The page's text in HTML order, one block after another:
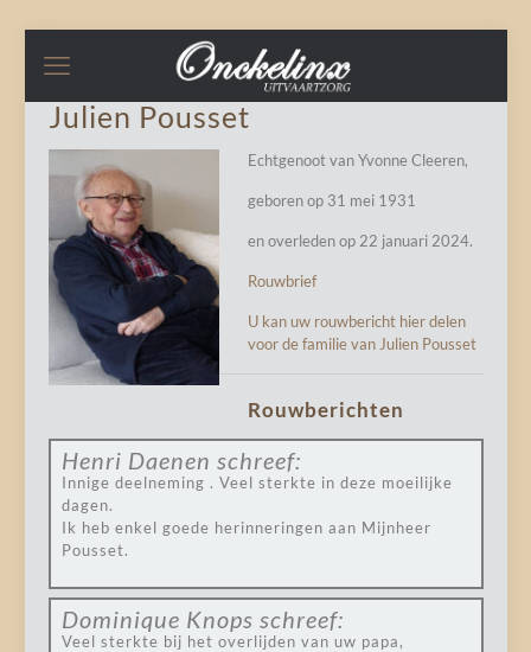
Julien Pousset
Echtgenoot van Yvonne Cleeren,
geboren op 31 mei 1931
en overleden op 22 januari 2024.
Rouwbrief
U kan uw rouwbericht hier delen
voor de familie van Julien Pousset
Rouwberichten
Henri Daenen schreef:
Innige deelneming . Veel sterkte in deze moeilijke
dagen.
Ik heb enkel goede herinneringen aan Mijnheer
Pousset.
Dominique Knops schreef:
Veel sterkte bij het overlijden van uw papa,